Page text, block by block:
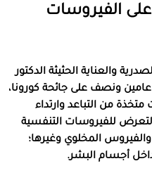
الفيروسات
والعناية الحثيثة الدكتور
ونصف على جائحة كورونا،
متخذة من التباعد وارتداء
للفيروسات التنفسية
المخلوي وغيرها؛
أجسام البشر.